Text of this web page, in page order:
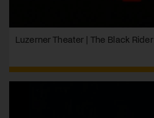
Luzerner Theater | The Black Rider